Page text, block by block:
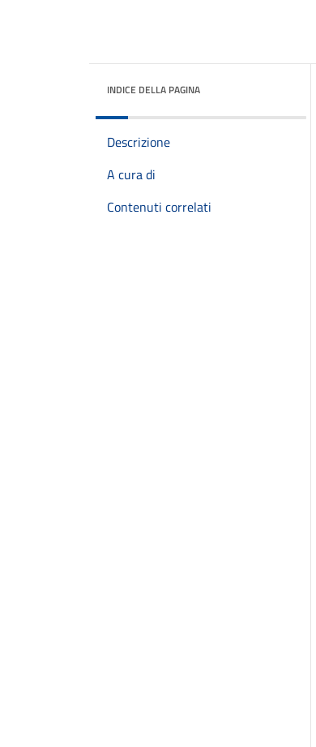
INDICE DELLA PAGINA
Descrizione
A cura di
Contenuti correlati